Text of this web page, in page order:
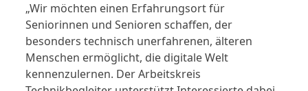
„Wir möchten einen Erfahrungsort für
Seniorinnen und Senioren schaffen, der
besonders technisch unerfahrenen, älteren
Menschen ermöglicht, die digitale Welt
kennenzulernen. Der Arbeitskreis